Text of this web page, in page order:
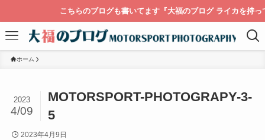
こちらのブログも書いてます『大福のブログ ライカを持って
ホーム
MOTORSPORT-PHOTOGRAPY-3-
5
2023
4/09
2023年4月9日